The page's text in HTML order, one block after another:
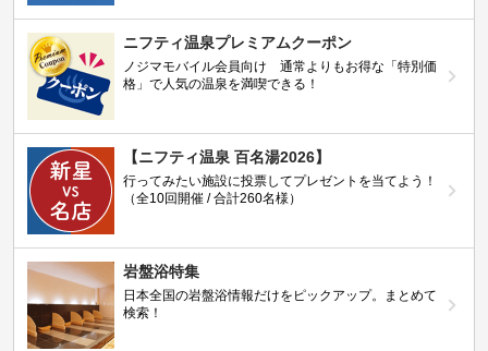
ニフティ温泉プレミアムクーポン
ノジマモバイル会員向け 通常よりもお得な「特別価
格」で人気の温泉を満喫できる！
【ニフティ温泉 百名湯2026】
行ってみたい施設に投票してプレゼントを当てよう！
（全10回開催 / 合計260名様）
岩盤浴特集
日本全国の岩盤浴情報だけをピックアップ。まとめて
検索！